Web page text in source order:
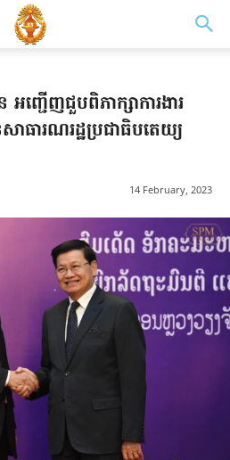
ញ្ជើញជួបពិភាក្សាការងារ
ធារណរដ្ឋប្រជាធិបតេយ្យ
14 February, 2023